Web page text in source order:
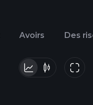
Avoirs Des